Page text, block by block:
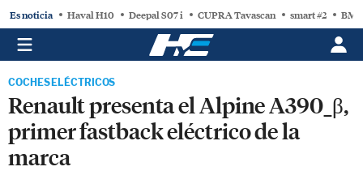
Es noticia Haval H10 Deepal S07 i CUPRA Tavascan smart #2
COCHES ELÉCTRICOS
Renault presenta el Alpine A390_β,
primer fastback eléctrico de la
marca